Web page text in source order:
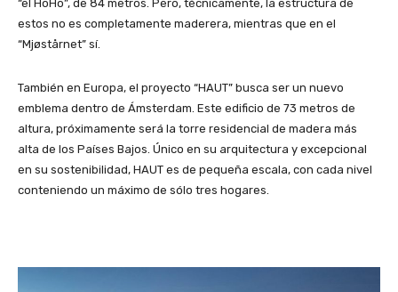
“el HoHo”, de 84 metros. Pero, técnicamente, la estructura de
estos no es completamente maderera, mientras que en el
“Mjøstårnet” sí.
También en Europa, el proyecto “HAUT” busca ser un nuevo
emblema dentro de Ámsterdam. Este edificio de 73 metros de
altura, próximamente será la torre residencial de madera más
alta de los Países Bajos. Único en su arquitectura y excepcional
en su sostenibilidad, HAUT es de pequeña escala, con cada nivel
conteniendo un máximo de sólo tres hogares.